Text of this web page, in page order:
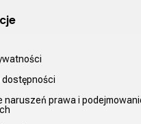
dostępności
naruszeń prawa i